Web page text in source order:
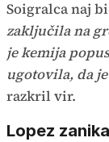
Soigralca naj
zaključila na
je kemija
ugotovila, da
razkril vir.
Lopez